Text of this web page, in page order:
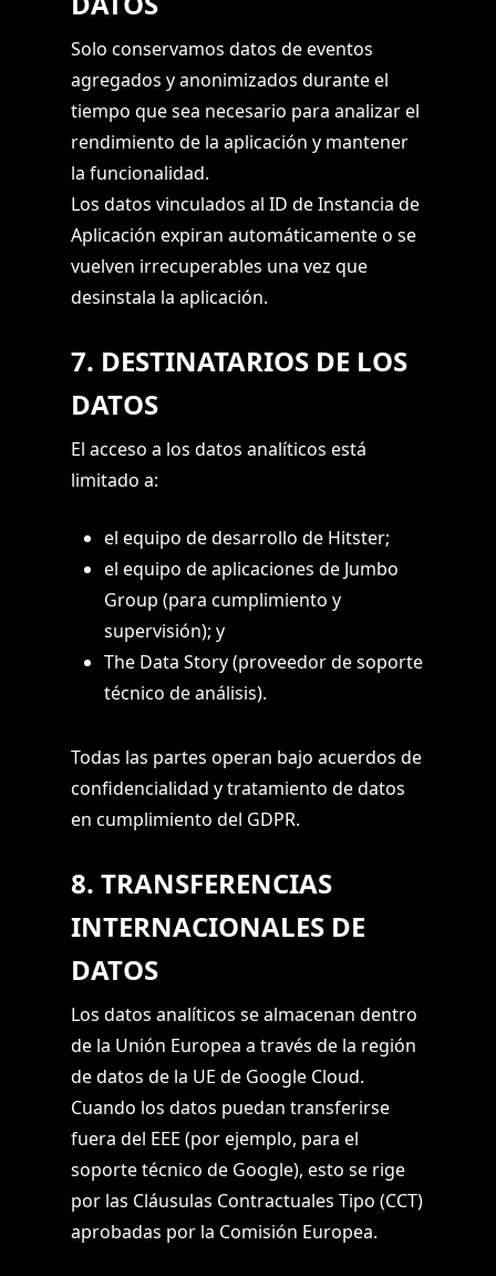
Solo conservamos datos de eventos
agregados y anonimizados durante el
tiempo que sea necesario para analizar el
rendimiento de la aplicación y mantener
la funcionalidad.
Los datos vinculados al ID de Instancia de
Aplicación expiran automáticamente o se
vuelven irrecuperables una vez que
desinstala la aplicación.
7. DESTINATARIOS DE LOS
DATOS
El acceso a los datos analíticos está
limitado a:
el equipo de desarrollo de Hitster;
el equipo de aplicaciones de Jumbo
Group (para cumplimiento y
supervisión); y
The Data Story (proveedor de soporte
técnico de análisis).
Todas las partes operan bajo acuerdos de
confidencialidad y tratamiento de datos
en cumplimiento del GDPR.
8. TRANSFERENCIAS
INTERNACIONALES DE
DATOS
Los datos analíticos se almacenan dentro
de la Unión Europea a través de la región
de datos de la UE de Google Cloud.
Cuando los datos puedan transferirse
fuera del EEE (por ejemplo, para el
soporte técnico de Google), esto se rige
por las Cláusulas Contractuales Tipo (CCT)
aprobadas por la Comisión Europea.